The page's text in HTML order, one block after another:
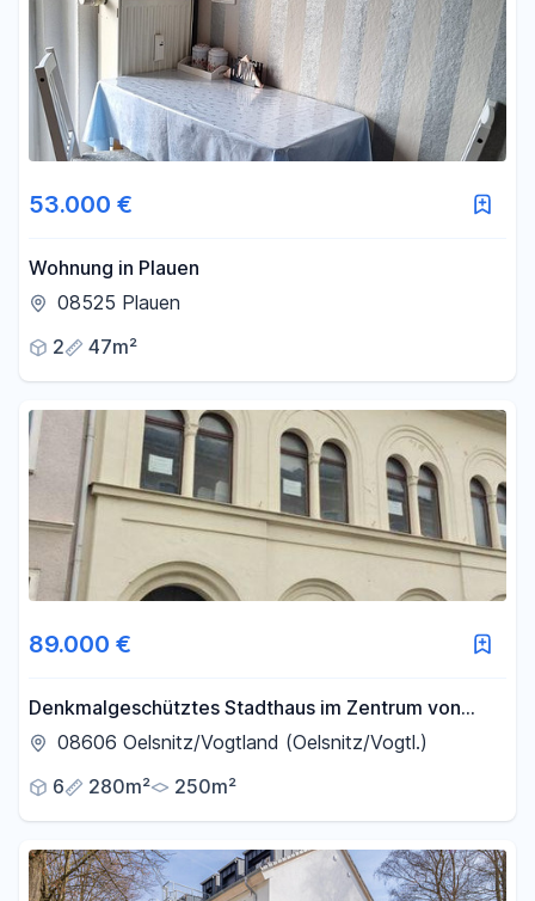
53.000 €
Wohnung in Plauen
08525 Plauen
2
47m²
89.000 €
Denkmalgeschütztes Stadthaus im Zentrum von
Oelsnitz
08606 Oelsnitz/Vogtland (Oelsnitz/Vogtl.)
6
280m² 250m²